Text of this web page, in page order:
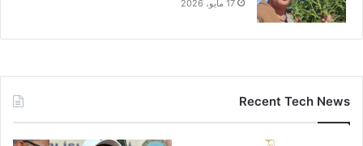
17 مايو، 2026
Recent Tech News